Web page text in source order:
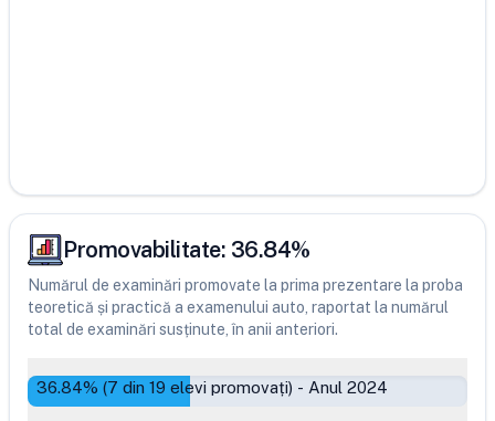
Promovabilitate: 36.84%
Numărul de examinări promovate la prima prezentare la proba
teoretică și practică a examenului auto, raportat la numărul
total de examinări susținute, în anii anteriori.
36.84% (7 din 19 elevi promovați) - Anul 2024